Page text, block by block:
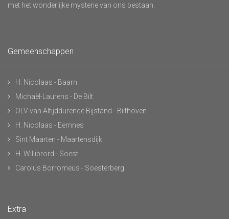
met het wonderlijke mysterie van ons bestaan.
Gemeenschappen
H. Nicolaas - Baarn
Michaël-Laurens - De Bilt
OLV van Altijddurende Bijstand - Bilthoven
H. Nicolaas - Eemnes
Sint Maarten - Maartensdijk
H. Willibrord - Soest
Carolus Borromeüs - Soesterberg
Extra